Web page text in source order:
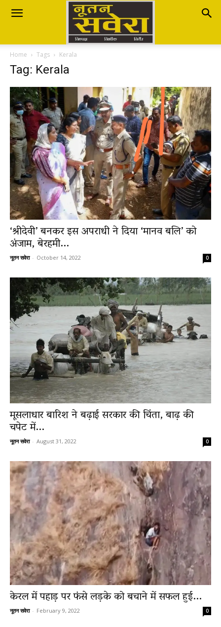
Nutan
Savera
नूतन
सवेरा
Breaking
News
Home Tags Kerala
Tag: Kerala
‘श्रीदेवी’ बनकर इस अपराधी ने दिया ‘मानव बलि’ को
अंजाम, बेरहमी...
नूतन सवेरा - October 14, 2022 0
मूसलाधार बारिश ने बढ़ाई सरकार की चिंता, बाढ़ की
चपेट में...
नूतन सवेरा - August 31, 2022 0
केरल में पहाड़ पर फंसे लड़के को बचाने में सफल हुई...
नूतन सवेरा - February 9, 2022 0